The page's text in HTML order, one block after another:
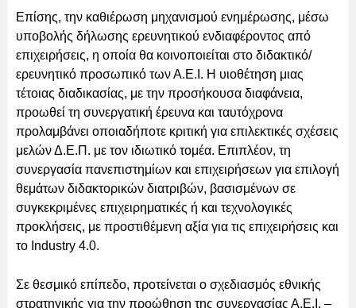
Επίσης, την καθιέρωση μηχανισμού ενημέρωσης, μέσω
υποβολής δήλωσης ερευνητικού ενδιαφέροντος από
επιχειρήσεις, η οποία θα κοινοποιείται στο διδακτικό/
ερευνητικό προσωπικό των Α.Ε.Ι. Η υιοθέτηση μιας
τέτοιας διαδικασίας, με την προσήκουσα διαφάνεια,
προωθεί τη συνεργατική έρευνα και ταυτόχρονα
προλαμβάνει οποιαδήποτε κριτική για επιλεκτικές σχέσεις
μελών Δ.Ε.Π. με τον ιδιωτικό τομέα. Επιπλέον, τη
συνεργασία πανεπιστημίων και επιχειρήσεων για επιλογή
θεμάτων διδακτορικών διατριβών, βασισμένων σε
συγκεκριμένες επιχειρηματικές ή και τεχνολογικές
προκλήσεις, με προστιθέμενη αξία για τις επιχειρήσεις και
το Industry 4.0.
Σε θεσμικό επίπεδο, προτείνεται ο σχεδιασμός εθνικής
στρατηγικής για την προώθηση της συνεργασίας Α.Ε.Ι. –